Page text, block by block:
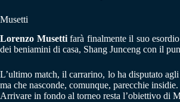
Musetti
Lorenzo Musettifarà finalmente il suo
dei beniamini di casa, Shang Junceng con il
L’ultimo match, il carrarino, lo ha disputato
ma che nasconde, comunque, parecchie insidie.
Arrivare in fondo al torneo resta l’obiettivo di